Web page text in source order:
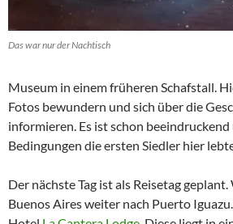
Das war nur der Nachtisch
Museum in einem früheren Schafstall.
Fotos bewundern und sich über die
informieren. Es ist schon
Bedingungen die ersten Siedler hier
Der nächste Tag ist als Reisetag
Buenos Aires weiter nach Puerto